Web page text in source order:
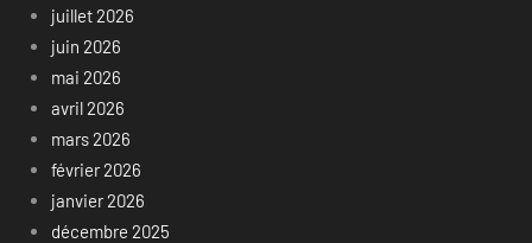
juillet 2026
juin 2026
mai 2026
avril 2026
mars 2026
février 2026
janvier 2026
décembre 2025